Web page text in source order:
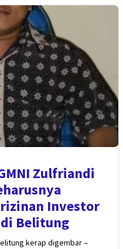
Zulfriandi
Investor
di Belitung
kerap digembar –